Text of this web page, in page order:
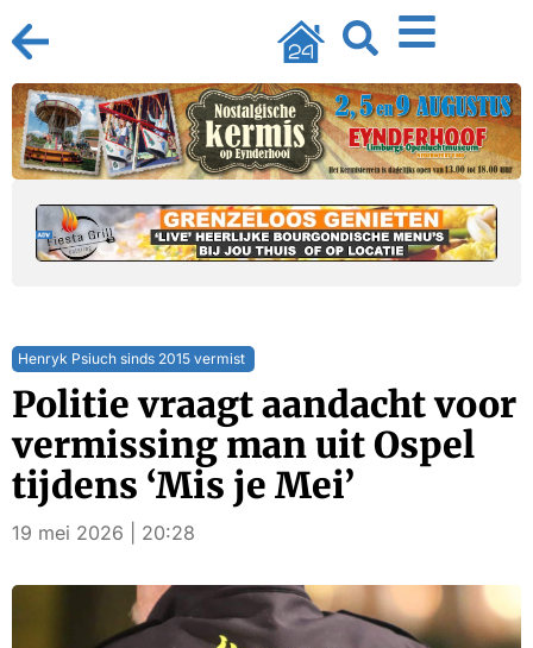
Henryk Psiuch sinds 2015 vermist
Politie vraagt aandacht voor
vermissing man uit Ospel
tijdens ‘Mis je Mei’
19 mei 2026 | 20:28